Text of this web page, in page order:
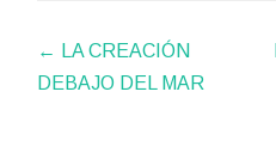
de
←
LA CREACIÓN
DEBAJO DEL MAR